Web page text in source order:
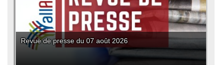
Revue de presse du 07 août 2026